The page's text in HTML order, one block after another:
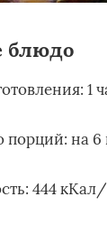
блюдо
1
порций: на 6
444 кКал/